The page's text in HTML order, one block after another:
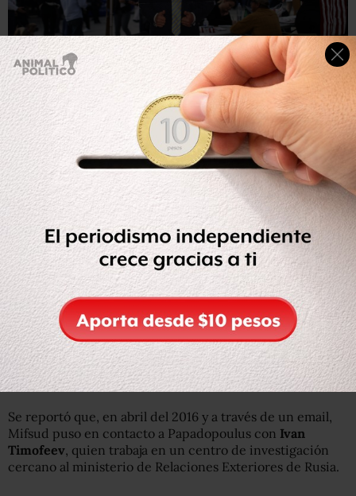
Getty Images
La campaña presidencial de Trump sigue envuelta en
controversias que la vinculan con Rusia.
La sospecha
Un antiguo colega de Mifsud lo describió como una
persona astuta y maliciosa que forma parte de una
"comunidad diplomática de tercera integrada por
fanfarrones".
Así que quizás exageró su cercanía con el Kremlin para
impresionar a Papadopoulus, pero una fuente comenta:
"Está claro que Mifsud sabía algo antes de que los demás
se enteraran. Y eso genera sospechas".
Se reportó que, en abril del 2016 y a través de un email,
Mifsud puso en contacto a Papadopoulus con Ivan
Timofeev , quien trabaja en un centro de investigación
cercano al ministerio de Relaciones Exteriores de Rusia.